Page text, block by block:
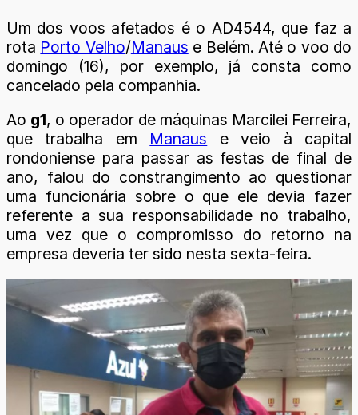
Um dos voos afetados é o AD4544, que faz a
rota Porto Velho/Manaus e Belém. Até o voo do
domingo (16), por exemplo, já consta como
cancelado pela companhia.
Ao g1, o operador de máquinas Marcilei Ferreira,
que trabalha em Manaus e veio à capital
rondoniense para passar as festas de final de
ano, falou do constrangimento ao questionar
uma funcionária sobre o que ele devia fazer
referente a sua responsabilidade no trabalho,
uma vez que o compromisso do retorno na
empresa deveria ter sido nesta sexta-feira.